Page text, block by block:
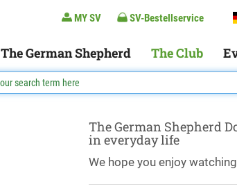
MY SV SV-Bestellservice
The German Shepherd The Club
The German Shepherd
in everyday life
We hope you enjoy